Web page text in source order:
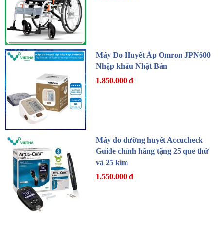
Máy Đo Huyết Áp Omron JPN600
Nhập khẩu Nhật Bản
1.850.000 đ
Máy đo đường huyết Accucheck
Guide chính hãng tặng 25 que thử
và 25 kim
1.550.000 đ